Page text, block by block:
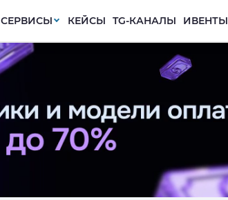
СЕРВИСЫ КЕЙСЫ TG-КАНАЛЫ ИВЕНТЫ